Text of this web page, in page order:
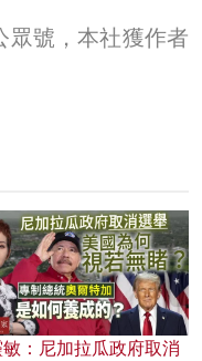
眾號，本社獲作者
敏：尼加拉瓜政府取消